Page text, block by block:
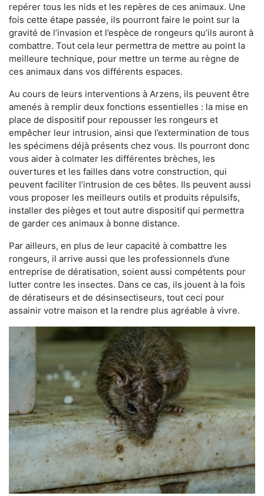
repérer tous les nids et les repères de ces animaux. Une
fois cette étape passée, ils pourront faire le point sur la
gravité de l’invasion et l’espèce de rongeurs qu’ils auront à
combattre. Tout cela leur permettra de mettre au point la
meilleure technique, pour mettre un terme au règne de
ces animaux dans vos différents espaces.
Au cours de leurs interventions à Arzens, ils peuvent être
amenés à remplir deux fonctions essentielles : la mise en
place de dispositif pour repousser les rongeurs et
empêcher leur intrusion, ainsi que l’extermination de tous
les spécimens déjà présents chez vous. Ils pourront donc
vous aider à colmater les différentes brèches, les
ouvertures et les failles dans votre construction, qui
peuvent faciliter l’intrusion de ces bêtes. Ils peuvent aussi
vous proposer les meilleurs outils et produits répulsifs,
installer des pièges et tout autre dispositif qui permettra
de garder ces animaux à bonne distance.
Par ailleurs, en plus de leur capacité à combattre les
rongeurs, il arrive aussi que les professionnels d’une
entreprise de dératisation, soient aussi compétents pour
lutter contre les insectes. Dans ce cas, ils jouent à la fois
de dératiseurs et de désinsectiseurs, tout ceci pour
assainir votre maison et la rendre plus agréable à vivre.